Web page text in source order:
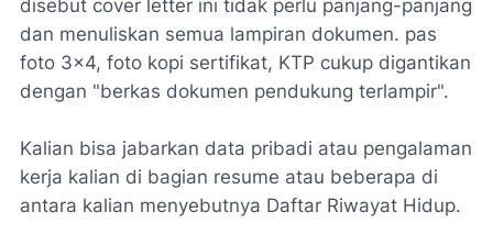
disebut cover letter ini tidak perlu panjang-panjang
dan menuliskan semua lampiran dokumen. pas
foto 3x4, foto kopi sertifikat, KTP cukup digantikan
dengan "berkas dokumen pendukung terlampir".
Kalian bisa jabarkan data pribadi atau pengalaman
kerja kalian di bagian resume atau beberapa di
antara kalian menyebutnya Daftar Riwayat Hidup.